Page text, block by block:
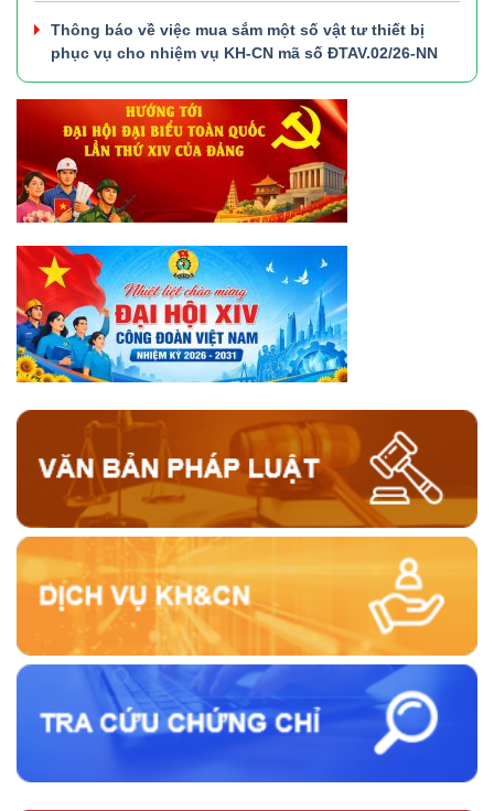
Thông báo về việc mua sắm một số vật tư thiết bị
phục vụ cho nhiệm vụ KH-CN mã số ĐTAV.02/26-NN